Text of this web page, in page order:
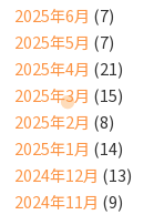
2025年6月 (7)
2025年5月 (7)
2025年4月 (21)
2025年3月 (15)
2025年2月 (8)
2025年1月 (14)
2024年12月 (13)
2024年11月 (9)